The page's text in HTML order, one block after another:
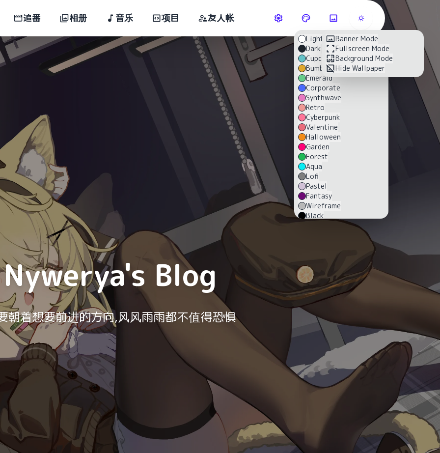
Nywerya's Blog
朝着想要前进的方向,风风雨雨都不值得恐惧
追番 相册 音乐 项目 友人帐
Light
Dark
Cupcake
Bumblebee
Emerald
Corporate
Synthwave
Retro
Cyberpunk
Valentine
Halloween
Garden
Forest
Aqua
Lofi
Pastel
Fantasy
Wireframe
Black
Business
Acid
Lemonade
Night
Coffee
Winter
Banner Mode
Fullscreen Mode
Background Mode
Hide Wallpaper